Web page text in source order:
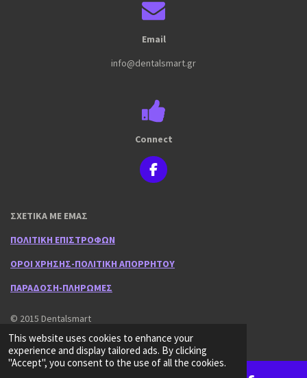
This website uses cookies to enhance your
experience and display tailored ads. By clicking
"Accept", you consent to the use of all the cookies.
Email
info@dentalsmart.gr
Connect
F
a
k
ΣΧΕΤΙΚΑ ΜΕ ΕΜΑΣ
ΠΟΛΙΤΙΚΗ ΕΠΙΣΤΡΟΦΩΝ
ΟΡΟΙ ΧΡΗΣΗΣ-ΠΟΛΙΤΙΚΗ ΑΠΟΡΡΗΤΟΥ
ΠΑΡΑΔΟΣΗ-ΠΛΗΡΩΜΕΣ
© 2015 Dentalsmart
Powered by Webador